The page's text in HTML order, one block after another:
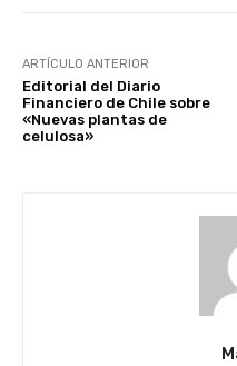
ARTÍCULO ANTERIOR
Editorial del Diario
Financiero de Chile sobre
«Nuevas plantas de
celulosa»